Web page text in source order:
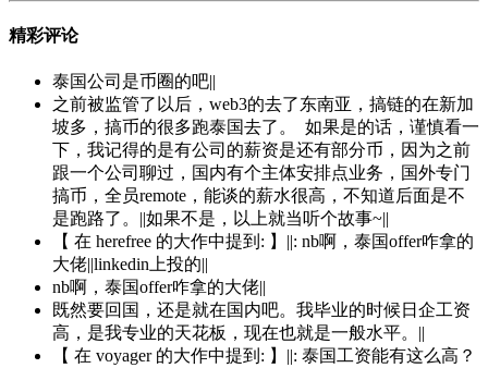
精彩评论
泰国公司是币圈的吧||
之前被监管了以后，web3的去了东南亚，搞链的在新加
坡多，搞币的很多跑泰国去了。 如果是的话，谨慎看一
下，我记得的是有公司的薪资是还有部分币，因为之前
跟一个公司聊过，国内有个主体安排点业务，国外专门
搞币，全员remote，能谈的薪水很高，不知道后面是不
是跑路了。||如果不是，以上就当听个故事~||
【 在 herefree 的大作中提到: 】||: nb啊，泰国offer咋拿的
大佬||linkedin上投的||
nb啊，泰国offer咋拿的大佬||
既然要回国，还是就在国内吧。我毕业的时候日企工资
高，是我专业的天花板，现在也就是一般水平。||
【 在 voyager 的大作中提到: 】||: 泰国工资能有这么高？